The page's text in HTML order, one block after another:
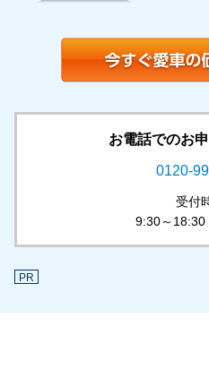
お電話でのお
0120-
受付
9:30～18:30
PR